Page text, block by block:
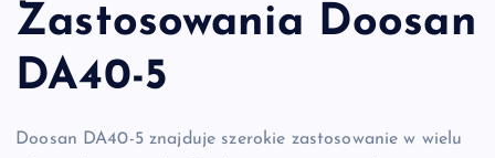
Zastosowania Doosan
DA40-5
Doosan DA40-5 znajduje szerokie zastosowanie w wielu